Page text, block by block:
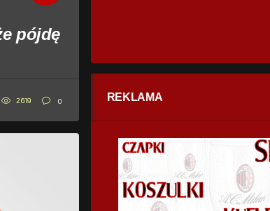
pójdę
2619 0 REKLAMA